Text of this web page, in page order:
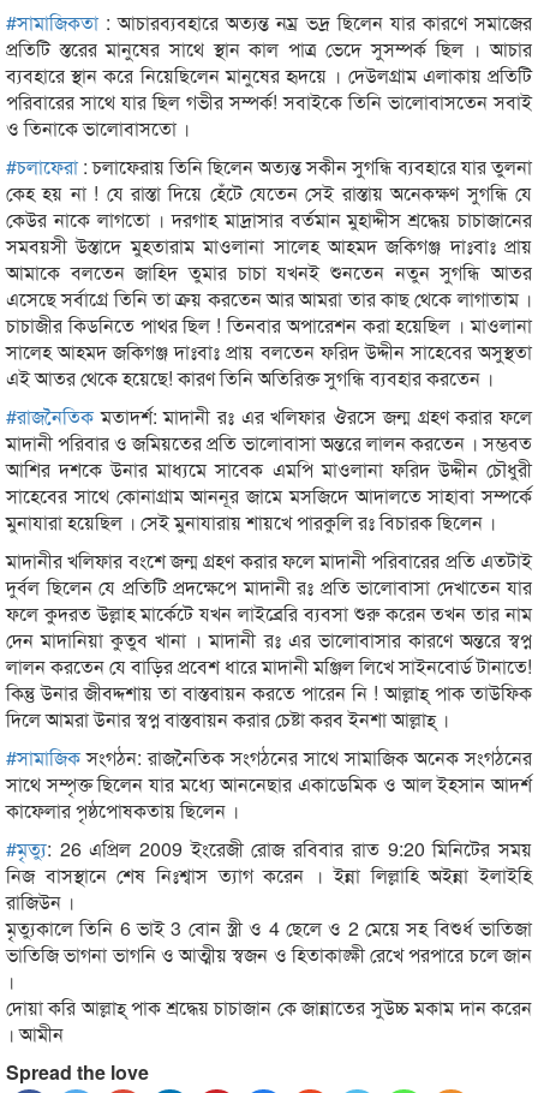
#সামাজিকতা: আচারব্যবহারে অত্যন্ত নম্র ভদ্র ছিলেন যার কারণে সমাজের
প্রতিটি স্তরের মানুষের সাথে স্থান কাল পাত্র ভেদে সুসম্পর্ক ছিল । আচার
ব্যবহারে স্থান করে নিয়েছিলেন মানুষের হৃদয়ে । দেউলগ্রাম এলাকায় প্রতিটি
পরিবারের সাথে যার ছিল গভীর সম্পর্ক! সবাইকে তিনি ভালোবাসতেন সবাই
ও তিনাকে ভালোবাসতো ।
#চলাফেরা: চলাফেরায় তিনি ছিলেন অত্যন্ত সকীন সুগন্ধি ব্যবহারে যার তুলনা
কেহ হয় না ! যে রাস্তা দিয়ে হেঁটে যেতেন সেই রাস্তায় অনেকক্ষণ সুগন্ধি যে
কেউর নাকে লাগতো । দরগাহ মাদ্রাসার বর্তমান মুহাদ্দীস শ্রদ্ধেয় চাচাজানের
সমবয়সী উস্তাদে মুহতারাম মাওলানা সালেহ আহমদ জকিগঞ্জ দাঃবাঃ প্রায়
আমাকে বলতেন জাহিদ তুমার চাচা যখনই শুনতেন নতুন সুগন্ধি আতর
এসেছে সর্বাগ্রে তিনি তা ক্রয় করতেন আর আমরা তার কাছ থেকে লাগাতাম ।
চাচাজীর কিডনিতে পাথর ছিল ! তিনবার অপারেশন করা হয়েছিল । মাওলানা
সালেহ আহমদ জকিগঞ্জ দাঃবাঃ প্রায় বলতেন ফরিদ উদ্দীন সাহেবের অসুস্থতা
এই আতর থেকে হয়েছে! কারণ তিনি অতিরিক্ত সুগন্ধি ব্যবহার করতেন ।
#রাজনৈতিকমতাদর্শ: মাদানী রঃ এর খলিফার ঔরসে জন্ম গ্রহণ করার ফলে
মাদানী পরিবার ও জমিয়তের প্রতি ভালোবাসা অন্তরে লালন করতেন । সম্ভবত
আশির দশকে উনার মাধ্যমে সাবেক এমপি মাওলানা ফরিদ উদ্দীন চৌধুরী
সাহেবের সাথে কোনাগ্রাম আননূর জামে মসজিদে আদালতে সাহাবা সম্পর্কে
মুনাযারা হয়েছিল । সেই মুনাযারায় শায়খে পারকুলি রঃ বিচারক ছিলেন ।
মাদানীর খলিফার বংশে জন্ম গ্রহণ করার ফলে মাদানী পরিবারের প্রতি এতটাই
দুর্বল ছিলেন যে প্রতিটি প্রদক্ষেপে মাদানী রঃ প্রতি ভালোবাসা দেখাতেন যার
ফলে কুদরত উল্লাহ মার্কেটে যখন লাইব্রেরি ব্যবসা শুরু করেন তখন তার নাম
দেন মাদানিয়া কুতুব খানা । মাদানী রঃ এর ভালোবাসার কারণে অন্তরে স্বপ্ন
লালন করতেন যে বাড়ির প্রবেশ ধারে মাদানী মঞ্জিল লিখে সাইনবোর্ড টানাতে!
কিন্তু উনার জীবদ্দশায় তা বাস্তবায়ন করতে পারেন নি ! আল্লাহ্ পাক তাউফিক
দিলে আমরা উনার স্বপ্ন বাস্তবায়ন করার চেষ্টা করব ইনশা আল্লাহ্ ।
#সামাজিকসংগঠন: রাজনৈতিক সংগঠনের সাথে সামাজিক অনেক সংগঠনের
সাথে সম্পৃক্ত ছিলেন যার মধ্যে আননেছার একাডেমিক ও আল ইহসান আদর্শ
কাফেলার পৃষ্ঠপোষকতায় ছিলেন ।
#মৃত্যু: 26 এপ্রিল 2009 ইংরেজী রোজ রবিবার রাত 9:20 মিনিটের সময়
নিজ বাসস্থানে শেষ নিঃশ্বাস ত্যাগ করেন । ইন্না লিল্লাহি অইন্না ইলাইহি
রাজিউন ।
মৃত্যুকালে তিনি 6 ভাই 3 বোন স্ত্রী ও 4 ছেলে ও 2 মেয়ে সহ বিশুর্ধ ভাতিজা
ভাতিজি ভাগনা ভাগনি ও আত্মীয় স্বজন ও হিতাকাঙ্ক্ষী রেখে পরপারে চলে জান
।
দোয়া করি আল্লাহ্ পাক শ্রদ্ধেয় চাচাজান কে জান্নাতের সুউচ্চ মকাম দান করেন
। আমীন
Spread the love